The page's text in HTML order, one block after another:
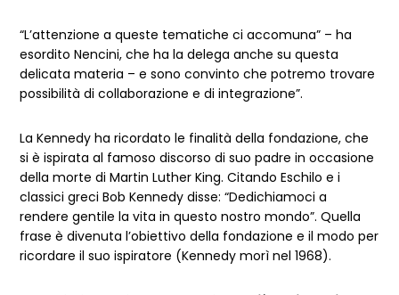
“L’attenzione a queste tematiche ci accomuna” – ha
esordito Nencini, che ha la delega anche su questa
delicata materia – e sono convinto che potremo trovare
possibilità di collaborazione e di integrazione”.
La Kennedy ha ricordato le finalità della fondazione, che
si è ispirata al famoso discorso di suo padre in occasione
della morte di Martin Luther King. Citando Eschilo e i
classici greci Bob Kennedy disse: “Dedichiamoci a
rendere gentile la vita in questo nostro mondo”. Quella
frase è divenuta l’obiettivo della fondazione e il modo per
ricordare il suo ispiratore (Kennedy morì nel 1968).